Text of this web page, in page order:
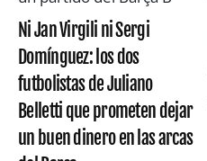
Ni Jan Virgili ni Sergi
Domínguez: los dos
futbolistas de Juliano
Belletti que prometen dejar
un buen dinero en las arcas